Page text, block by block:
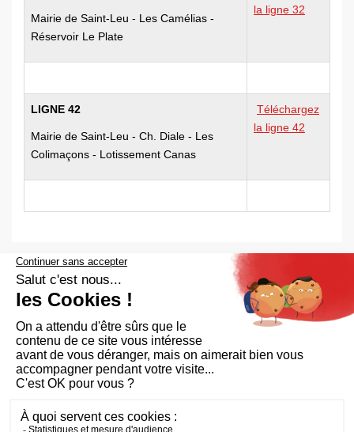
Mairie de Saint-Leu - Les Camélias -
Réservoir Le Plate
la ligne 32
LIGNE 42
Mairie de Saint-Leu - Ch. Diale - Les
Colimaçons - Lotissement Canas
Téléchargez
la ligne 42